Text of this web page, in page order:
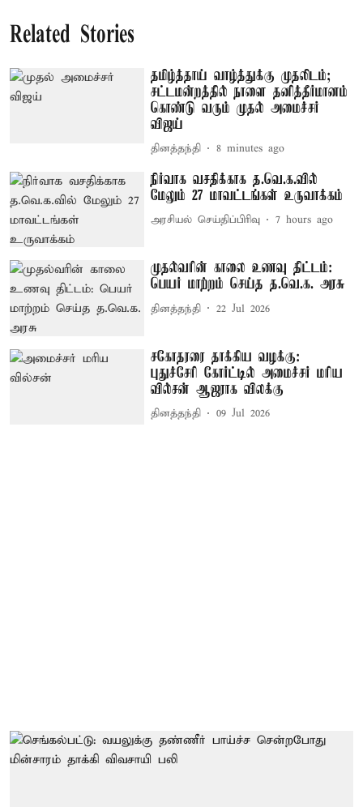
Related Stories
தமிழ்த்தாய் வாழ்த்துக்கு முதலிடம்;
சட்டமன்றத்தில் நாளை தனித்தீர்மானம்
கொண்டு வரும் முதல் அமைச்சர்
விஜய்
தினத்தந்தி 8 minutes ago
நிர்வாக வசதிக்காக த.வெ.க.வில்
மேலும் 27 மாவட்டங்கள் உருவாக்கம்
அரசியல் செய்திப்பிரிவு 7 hours ago
முதல்வரின் காலை உணவு திட்டம்:
பெயர் மாற்றம் செய்த த.வெ.க. அரசு
தினத்தந்தி 22 Jul 2026
சகோதரரை தாக்கிய வழக்கு:
புதுச்சேரி கோர்ட்டில் அமைச்சர் மரிய
வில்சன் ஆஜராக விலக்கு
தினத்தந்தி 09 Jul 2026